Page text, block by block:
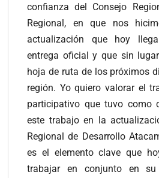
confianza del Consejo
Regional, en que nos
actualización que hoy
entrega oficial y que sin
hoja de ruta de los próximos
región. Yo quiero valorar el
participativo que tuvo como
este trabajo en la
Regional de Desarrollo
es el elemento clave que
trabajar en conjunto en